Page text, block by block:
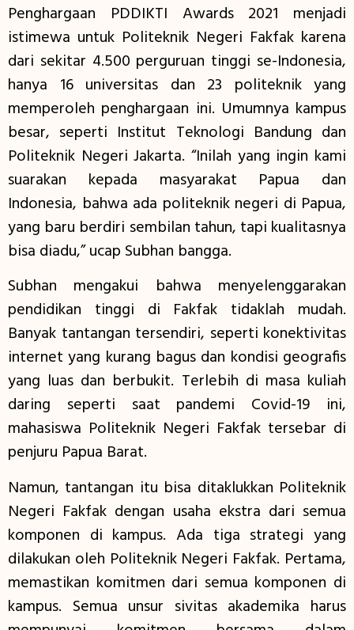
Penghargaan PDDIKTI Awards 2021 menjadi
istimewa untuk Politeknik Negeri Fakfak karena
dari sekitar 4.500 perguruan tinggi se-Indonesia,
hanya 16 universitas dan 23 politeknik yang
memperoleh penghargaan ini. Umumnya kampus
besar, seperti Institut Teknologi Bandung dan
Politeknik Negeri Jakarta. “Inilah yang ingin kami
suarakan kepada masyarakat Papua dan
Indonesia, bahwa ada politeknik negeri di Papua,
yang baru berdiri sembilan tahun, tapi kualitasnya
bisa diadu,” ucap Subhan bangga.
Subhan mengakui bahwa menyelenggarakan
pendidikan tinggi di Fakfak tidaklah mudah.
Banyak tantangan tersendiri, seperti konektivitas
internet yang kurang bagus dan kondisi geografis
yang luas dan berbukit. Terlebih di masa kuliah
daring seperti saat pandemi Covid-19 ini,
mahasiswa Politeknik Negeri Fakfak tersebar di
penjuru Papua Barat.
Namun, tantangan itu bisa ditaklukkan Politeknik
Negeri Fakfak dengan usaha ekstra dari semua
komponen di kampus. Ada tiga strategi yang
dilakukan oleh Politeknik Negeri Fakfak. Pertama,
memastikan komitmen dari semua komponen di
kampus. Semua unsur sivitas akademika harus